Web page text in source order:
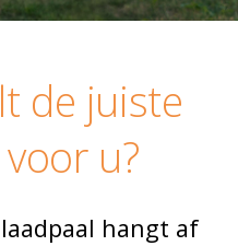
de juiste
u?
hangt af